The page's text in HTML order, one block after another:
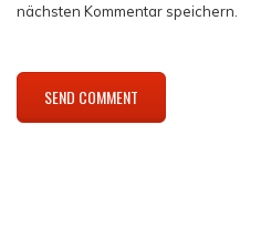
nächsten Kommentar speichern.